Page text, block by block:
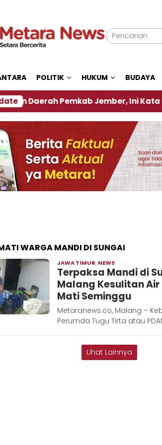
POLITIK HUKUM BUDAYA
Pemkab Jember, Ini Kata
WARGA MANDI DI SUNGAI
JAWA TIMUR, NEWS
Metaranews
Terpaksa Mandi di
Malang Kesulitan Air
Mati Seminggu
Metaranews.co, Malang –
Perumda Tugu Tirta atau
Lihat Lainnya